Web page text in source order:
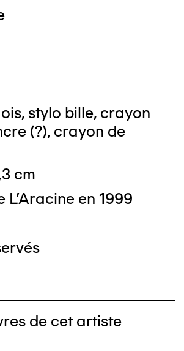
stylo bille, crayon
(?), crayon de
cm
L'Aracine en 1999
de cet artiste